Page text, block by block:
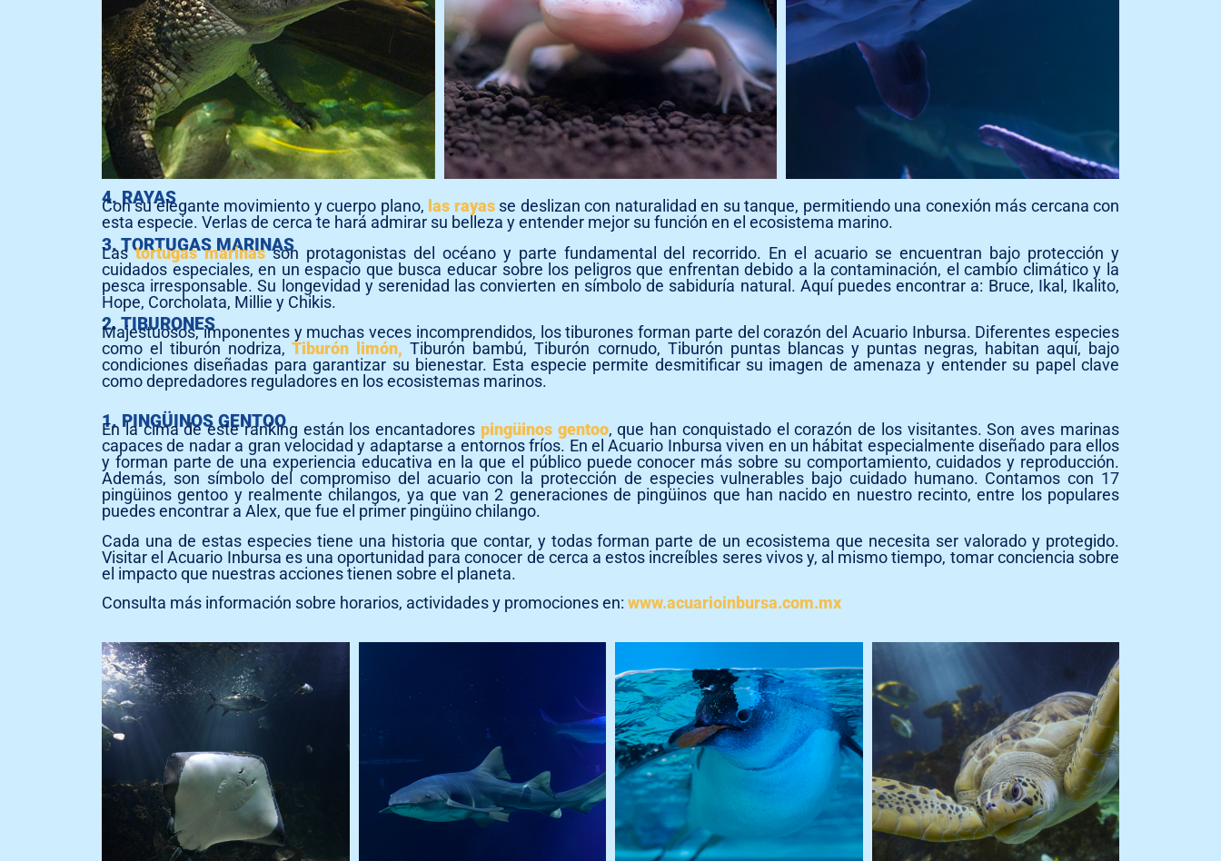
4. RAYAS
Con su elegante movimiento y cuerpo plano, las rayasse deslizan con naturalidad en su tanque, permitiendo una conexión más cercana con
esta especie. Verlas de cerca te hará admirar su belleza y entender mejor su función en el ecosistema marino.
3. TORTUGAS MARINAS
Lastortugas marinasson protagonistas del océano y parte fundamental del recorrido. En el acuario se encuentran bajo protección y
cuidados especiales, en un espacio que busca educar sobre los peligros que enfrentan debido a la contaminación, el cambio climático y la
pesca irresponsable. Su longevidad y serenidad las convierten en símbolo de sabiduría natural. Aquí puedes encontrar a: Bruce, Ikal, Ikalito,
Hope, Corcholata, Millie y Chikis.
2. TIBURONES
Majestuosos, imponentes y muchas veces incomprendidos, los tiburones forman parte del corazón del Acuario Inbursa. Diferentes especies
como el tiburón nodriza, Tiburón limón, Tiburón bambú, Tiburón cornudo, Tiburón puntas blancas y puntas negras, habitan aquí, bajo
condiciones diseñadas para garantizar su bienestar. Esta especie permite desmitificar su imagen de amenaza y entender su papel clave
como depredadores reguladores en los ecosistemas marinos.
1. PINGÜINOS GENTOO
En la cima de este ranking están los encantadores pingüinos gentoo, que han conquistado el corazón de los visitantes. Son aves marinas
capaces de nadar a gran velocidad y adaptarse a entornos fríos. En el Acuario Inbursa viven en un hábitat especialmente diseñado para ellos
y forman parte de una experiencia educativa en la que el público puede conocer más sobre su comportamiento, cuidados y reproducción.
Además, son símbolo del compromiso del acuario con la protección de especies vulnerables bajo cuidado humano. Contamos con 17
pingüinos gentoo y realmente chilangos, ya que van 2 generaciones de pingüinos que han nacido en nuestro recinto, entre los populares
puedes encontrar a Alex, que fue el primer pingüino chilango.
Cada una de estas especies tiene una historia que contar, y todas forman parte de un ecosistema que necesita ser valorado y protegido.
Visitar el Acuario Inbursa es una oportunidad para conocer de cerca a estos increíbles seres vivos y, al mismo tiempo, tomar conciencia sobre
el impacto que nuestras acciones tienen sobre el planeta.
Consulta más información sobre horarios, actividades y promociones en: www.acuarioinbursa.com.mx